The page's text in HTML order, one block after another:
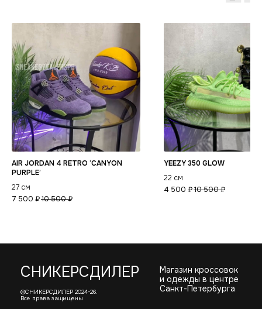
AIR JORDAN 4 RETRO ‘CANYON
PURPLE’
27 см
7 500 ₽10 500₽
YEEZY 350 GLOW
22 см
4 500 ₽10 500₽
Виды качества товаров О магазине
Политика
конфиденциальности
Одежда Новинки